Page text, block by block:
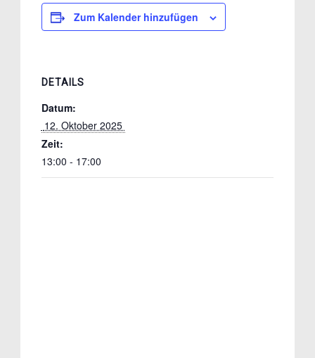
Zum Kalender hinzufügen
DETAILS
Datum:
12. Oktober 2025
Zeit:
13:00 - 17:00